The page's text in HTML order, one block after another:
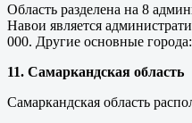
Область разделена на 8
Навои является
000. Другие основные
11. Самаркандская область
Самаркандская область